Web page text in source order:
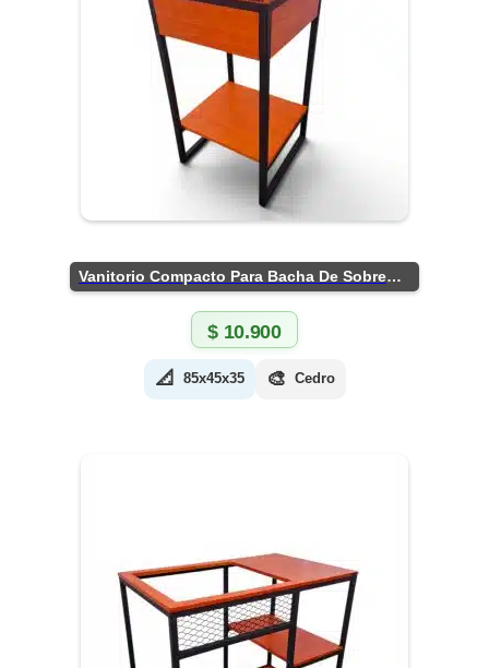
Vanitorio Compacto Para Bacha De Sobreponer
$10.900
📐 85x45x35 🎨 Cedro